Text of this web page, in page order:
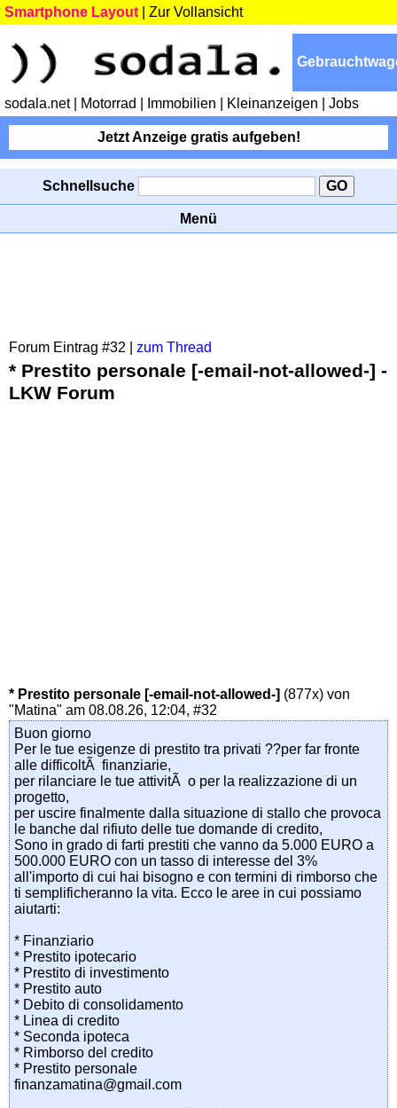
Smartphone Layout Zur Vollansicht
sodala.net | Motorrad | Immobilien | Kleinanzeigen | Jobs
Jetzt Anzeige gratis aufgeben!
Schnellsuche
Menü
Forum Eintrag #32 | zum Thread
* Prestito personale [-email-not-allowed-] -
LKW Forum
* Prestito personale [-email-not-allowed-] (877x) von
"Matina" am 08.08.26, 12:04, #32
Buon giorno
Per le tue esigenze di prestito tra privati ??per far fronte
alle difficoltÃ finanziarie,
per rilanciare le tue attivitÃ o per la realizzazione di un
progetto,
per uscire finalmente dalla situazione di stallo che provoca
le banche dal rifiuto delle tue domande di credito,
Sono in grado di farti prestiti che vanno da 5.000 EURO a
500.000 EURO con un tasso di interesse del 3%
all'importo di cui hai bisogno e con termini di rimborso che
ti semplificheranno la vita. Ecco le aree in cui possiamo
aiutarti:
* Finanziario
* Prestito ipotecario
* Prestito di investimento
* Prestito auto
* Debito di consolidamento
* Linea di credito
* Seconda ipoteca
* Rimborso del credito
* Prestito personale
finanzamatina@gmail.com